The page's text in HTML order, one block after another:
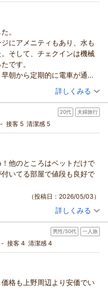
どもにとって何よりの励
にお過ごしいただけるホテ
てまいります。
一同心よりお待ちしており
（返信日：2026/07/26）
たり/税込)
だき、また、ご感想をお
ます。
ついてご満足いただけたと
。快適にお過ごしいただ
同大変励みになっておりま
きましては、ご不便をおか
滞在のお客様が多い時間帯
あり、ご不便を感じられ
況ではございますが、い
に努め、よりご満足いただ
テルセレッソをご利用くだ
待ちしております。
（返信日：2026/07/26）
。
にアメニティもあり、水も
そして、チェクインは機械
です。
朝から定期的に電車が通る
ました。私はギリギリで予
円、さらに12時チェクアウ
てるだけありがたいと思う
が聞こえますってマイナス
した。でも、上記有り余る
音もしないという安ホテル
のホテルでした。壁も薄か
、こっちの声も聞こえてた
も配慮して静かにすごして
ウト12時ギリギリに出たの
（投稿日：2026/05/08）
)
泊まり ダブル
たり/税込)
ただき、また、丁寧で心温
りがとうございます。
期にもかかわらず、お部
ジのアメニティやドリンク
、多くの点にご満足いただ
しました。特に「髪の毛1本
なく、最高レベルのホテ
じめ、スタッフ一同にと
より、ごゆっくりお休み
ご不便をお掛けしましたこ
詳しくみる
20代 夫婦旅行
接客 5 清潔感 5
他のところはベットだけで
いてる部屋で値段も良好で
（投稿日：2026/05/03）
ト10時※お得な当日限定プラン
たり/税込)
ただき、また満点のご評価
詳しくみる
男性/50代 一人旅
- 接客 4 清潔感 4
格も上野周辺より安価でい